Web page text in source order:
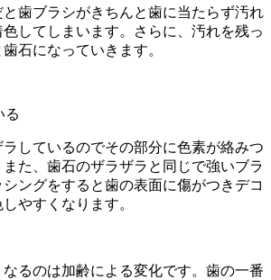
歯ブラシがきちんと歯に当たらず汚れ
してしまいます。さらに、汚れを残っ
石になっていきます。
る
しているのでその部分に色素が絡みつ
た、歯石のザラザラと同じで強いブラ
ングをすると歯の表面に傷がつきデコ
やすくなります。
るのは加齢による変化です。歯の一番